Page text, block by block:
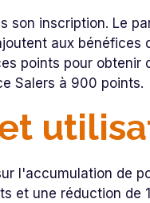
son inscription. Le
aux bénéfices
points pour obtenir
Salers à 900 points.
l'accumulation de
et une réduction de